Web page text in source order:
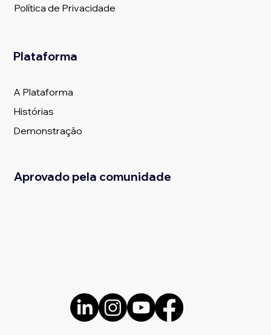
Política de Privacidade
Plataforma
A Plataforma
Histórias
Demonstração
Aprovado pela comunidade